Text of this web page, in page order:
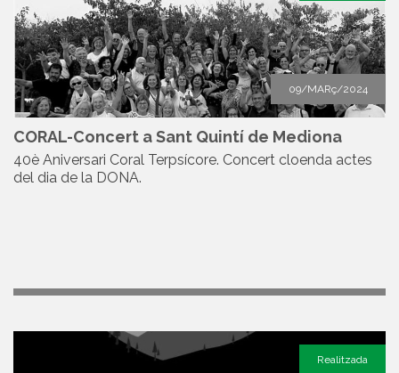
09/MARç/2024
CORAL-Concert a Sant Quintí de Mediona
40è Aniversari Coral Terpsícore. Concert cloenda actes
del dia de la DONA.
Realitzada